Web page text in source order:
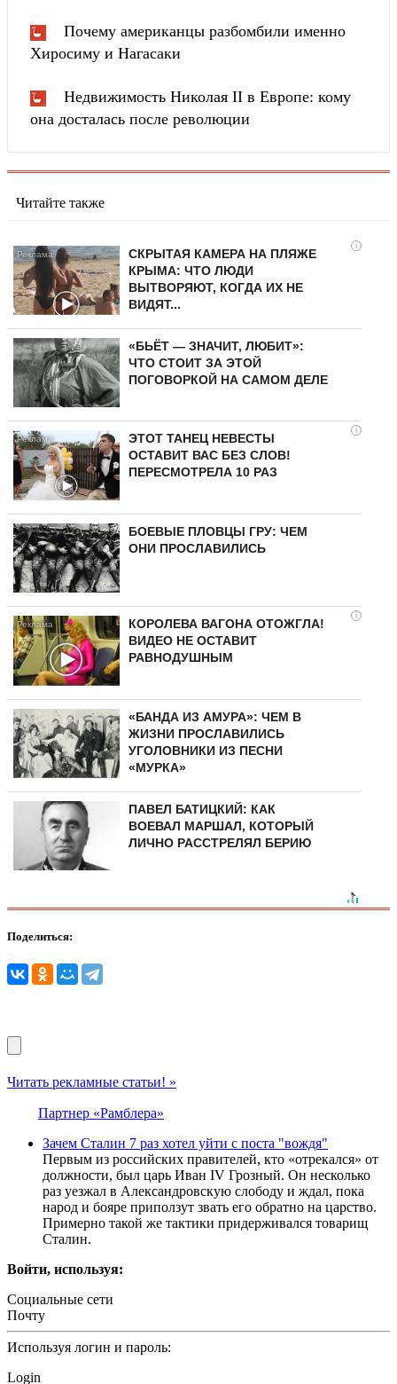
Почему американцы разбомбили именно
Хиросиму и Нагасаки
Недвижимость Николая II в Европе: кому
она досталась после революции
Читайте также
i
СКРЫТАЯ КАМЕРА НА ПЛЯЖЕ
КРЫМА: ЧТО ЛЮДИ
ВЫТВОРЯЮТ, КОГДА ИХ НЕ
ВИДЯТ...
«БЬЁТ — ЗНАЧИТ, ЛЮБИТ»:
ЧТО СТОИТ ЗА ЭТОЙ
ПОГОВОРКОЙ НА САМОМ ДЕЛЕ
i
ЭТОТ ТАНЕЦ НЕВЕСТЫ
ОСТАВИТ ВАС БЕЗ СЛОВ!
ПЕРЕСМОТРЕЛА 10 РАЗ
БОЕВЫЕ ПЛОВЦЫ ГРУ: ЧЕМ
ОНИ ПРОСЛАВИЛИСЬ
i
КОРОЛЕВА ВАГОНА ОТОЖГЛА!
ВИДЕО НЕ ОСТАВИТ
РАВНОДУШНЫМ
«БАНДА ИЗ АМУРА»: ЧЕМ В
ЖИЗНИ ПРОСЛАВИЛИСЬ
УГОЛОВНИКИ ИЗ ПЕСНИ
«МУРКА»
ПАВЕЛ БАТИЦКИЙ: КАК
ВОЕВАЛ МАРШАЛ, КОТОРЫЙ
ЛИЧНО РАССТРЕЛЯЛ БЕРИЮ
Поделиться:
Читать рекламные статьи! »
Партнер «Рамблера»
Зачем Сталин 7 раз хотел уйти с поста "вождя"
Первым из российских правителей, кто «отрекался» от
должности, был царь Иван IV Грозный. Он несколько
раз уезжал в Александровскую слободу и ждал, пока
народ и бояре приползут звать его обратно на царство.
Примерно такой же тактики придерживался товарищ
Сталин.
Войти, используя:
Социальные сети
Почту
Используя логин и пароль:
Login